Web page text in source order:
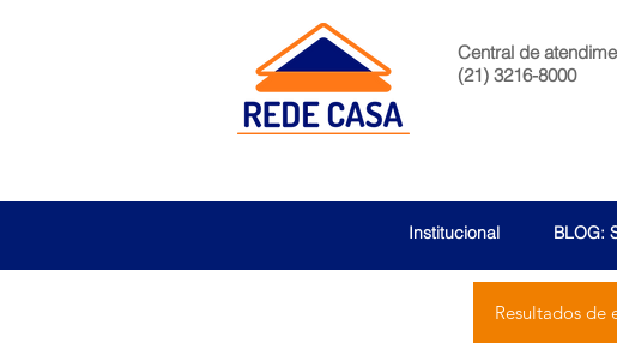
Central de
(21) 3216-8000
BLOG:
Institucional
Resultados de